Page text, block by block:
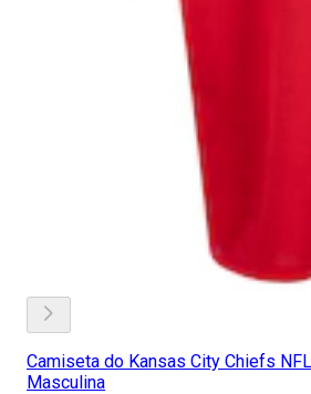
Camiseta do Kansas City Chiefs
Masculina